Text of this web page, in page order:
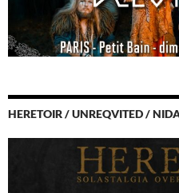
HERETOIR / UNREQVITED /